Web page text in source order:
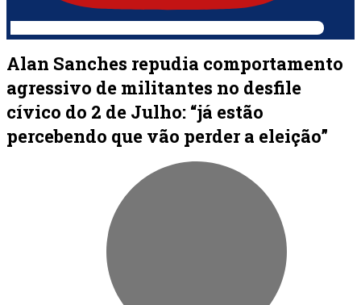
Alan Sanches repudia comportamento
agressivo de militantes no desfile
cívico do 2 de Julho: “já estão
percebendo que vão perder a eleição”